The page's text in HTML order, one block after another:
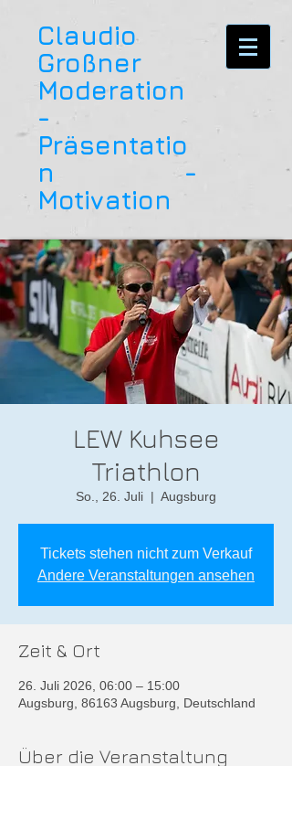
Claudio
Großner
Moderation
-
Präsentatio
n -
Motivation
LEW Kuhsee
Triathlon
So., 26. Juli
  |
Augsburg
Tickets stehen nicht zum Verkauf
Andere Veranstaltungen ansehen
Zeit & Ort
26. Juli 2026, 06:00 – 15:00
Augsburg, 86163 Augsburg, Deutschland
Über die Veranstaltung